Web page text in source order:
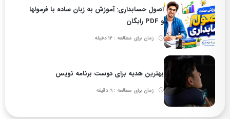
اصول حسابداری: آموزش به زبان ساده با فرمولها
و PDF رایگان
زمان برای مطالعه : 14 دقیقه
بهترین هدیه برای دوست برنامه نویس
زمان برای مطالعه : 9 دقیقه